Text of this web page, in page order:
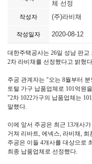
체 선정
작성자 (주)라비채
작성일자 2020-08-12
대한주택공사는 26일 성남 판
2차 라비채를 선정했다고 밝혔
주공 관계자는 "오는 8월부터
토털 가구 납품업체로 101억원
"2차 1022가구의 납품업체는
말했다.
이에 앞서 주공은 최근 13개사
거쳐 리바트, 에넥스, 라비채,
주공은 이들 4개사를 대상으로
최종 납품업체로 선정했다.